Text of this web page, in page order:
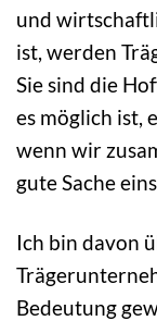
und
ist, werden
Sie sind die
es möglich ist,
wenn wir
gute Sache
Ich bin davon
Bedeutung